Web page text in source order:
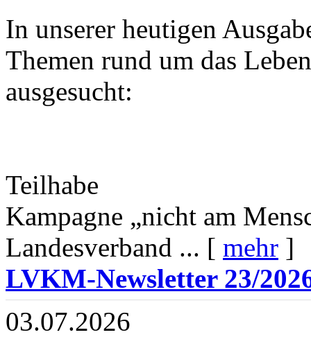
In unserer heutigen
Themen rund um das
ausgesucht:
Teilhabe
Kampagne „nicht am
Landesverband ... [ mehr ]
LVKM-Newsletter 23/
03.07.2026